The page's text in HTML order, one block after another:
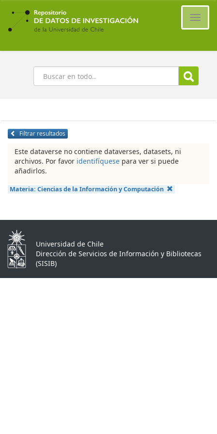
Ir
contenido
principal
Buscar
Filtrar resultados
Este dataverse no contiene dataverses, datasets, ni
archivos. Por favor identifíquese para ver si puede
añadirlos.
Materia: Ciencias de la Información y Computación
Universidad de Chile
Dirección de Servicios de Información y Bibliotecas
(SISIB)